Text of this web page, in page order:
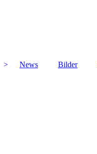
News Bilder